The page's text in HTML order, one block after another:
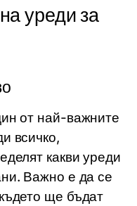
уреди за
от най-важните
всичко,
какви уреди
Важно е да се
ще бъдат